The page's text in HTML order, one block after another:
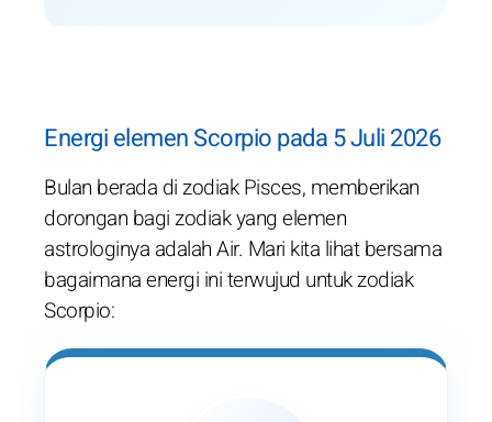
Energi elemen Scorpio pada 5 Juli 2026
Bulan berada di zodiak Pisces, memberikan
dorongan bagi zodiak yang elemen
astrologinya adalah Air. Mari kita lihat bersama
bagaimana energi ini terwujud untuk zodiak
Scorpio: